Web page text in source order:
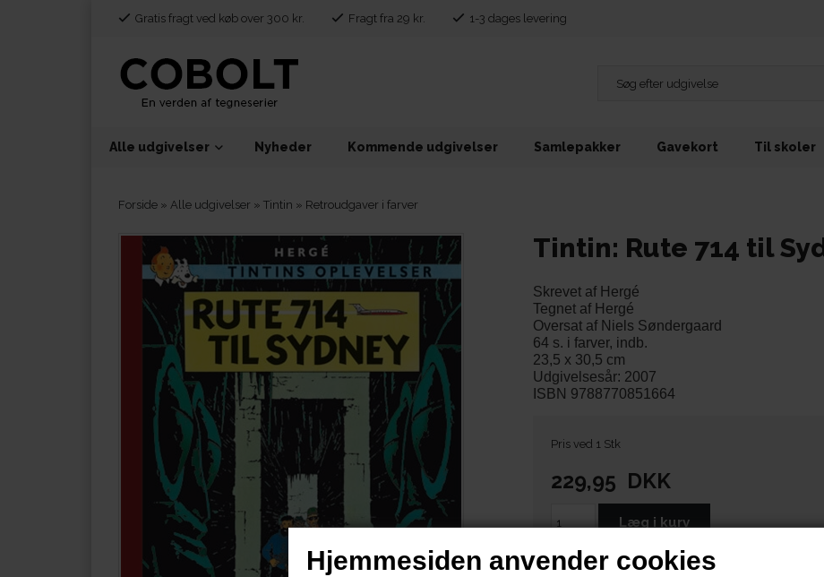
Hjemmesiden anvender cookies
Gratis fragt ved køb over 300 kr. Fragt fra 29 kr. 1-3 dages levering
Alle udgivelser Nyheder Kommende udgivelser Samlepakker Gavekort Til skoler
Forside » Alle udgivelser » Tintin » Retroudgaver i farver
Tintin: Rute 714 til
Skrevet af Hergé
Tegnet af Hergé
Oversat af Niels Søndergaard
64 s. i farver, indb.
23,5 x 30,5 cm
Udgivelsesår: 2007
ISBN 9788770851664
Pris ved 1 Stk
229,95 DKK